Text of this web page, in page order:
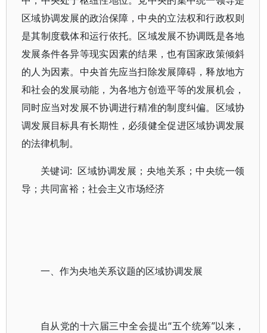
区域协调发展的政治保障，中央的立法权和行政权则
是其制度载体和运行依托。区域发展不协调既是各地
发展条件各异等现实因素的结果，也有国家政策倾斜
的人为因素。中央首先应当扫除发展障碍，释放地方
和社会的发展动能，为各地方创造平等的发展机会，
同时应当对发展不协调进行精准的制度纠偏。区域协
调发展目标具有长期性，必须健全促进区域协调发展
的法律机制。
关键词: 区域协调发展；央地关系；中央统一领
导；共同富裕；社会主义市场经济
一、作为央地关系议题的区域协调发展
自从党的十六届三中全会提出“五个统筹”以来，